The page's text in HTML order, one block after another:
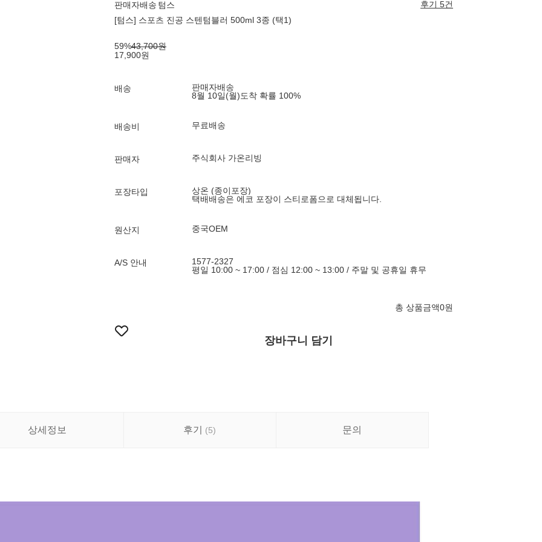
판매자배송 텀스
후기 5건
[텀스] 스포츠 진공 스텐텀블러 500ml 3종 (택1)
59%43,700원
17,900원
배송
판매자배송
8월 10일(월)도착 확률 100%
배송비 무료배송
판매자 주식회사 가온리빙
포장타입
상온 (종이포장)
택배배송은 에코 포장이 스티로폼으로 대체됩니다.
원산지 중국OEM
A/S 안내
1577-2327
평일 10:00 ~ 17:00 / 점심 12:00 ~ 13:00 / 주말 및 공휴일 휴무
총 상품금액0원
장바구니 담기
상세정보 후기 (5) 문의